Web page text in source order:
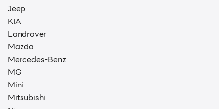
Jeep
KIA
Landrover
Mazda
Mercedes-Benz
MG
Mini
Mitsubishi